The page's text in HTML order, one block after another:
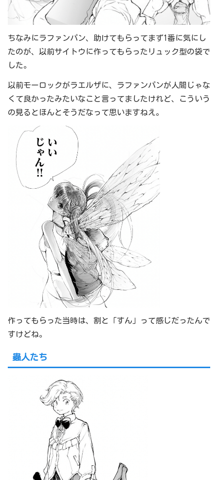
ちなみにラファンパン、助けてもらってまず1番に気にし
たのが、以前サイトウに作ってもらったリュック型の袋で
した。
以前モーロックがラエルザに、ラファンパンが人間じゃな
くて良かったみたいなこと言ってましたけれど、こういう
の見るとほんとそうだなって思いますねえ。
作ってもらった当時は、割と「すん」って感じだったんで
すけどね。
蟲人たち